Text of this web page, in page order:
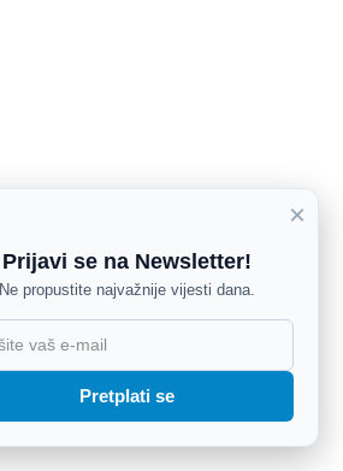
×
Prijavi se na Newsletter!
Ne propustite najvažnije vijesti dana.
Pretplati se